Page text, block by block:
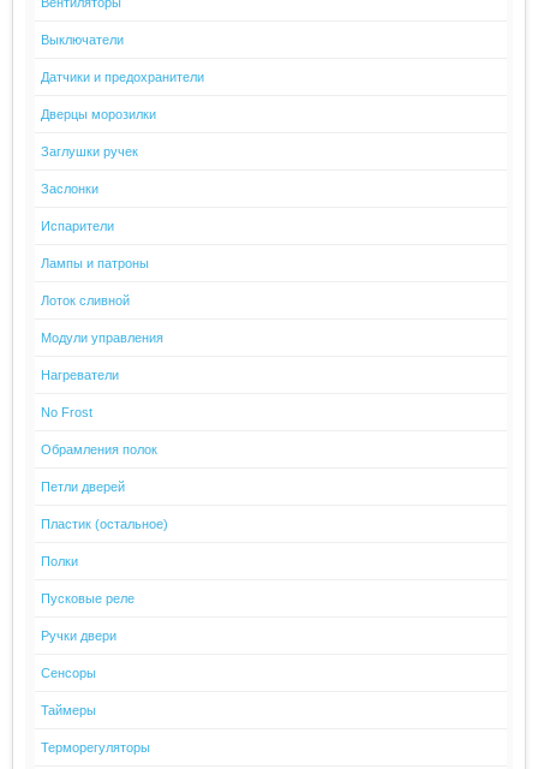
Выключатели
Датчики и предохранители
Дверцы морозилки
Заглушки ручек
Заслонки
Испарители
Лампы и патроны
Лоток сливной
Модули управления
Нагреватели
No Frost
Обрамления полок
Петли дверей
Пластик (остальное)
Полки
Пусковые реле
Ручки двери
Сенсоры
Таймеры
Терморегуляторы